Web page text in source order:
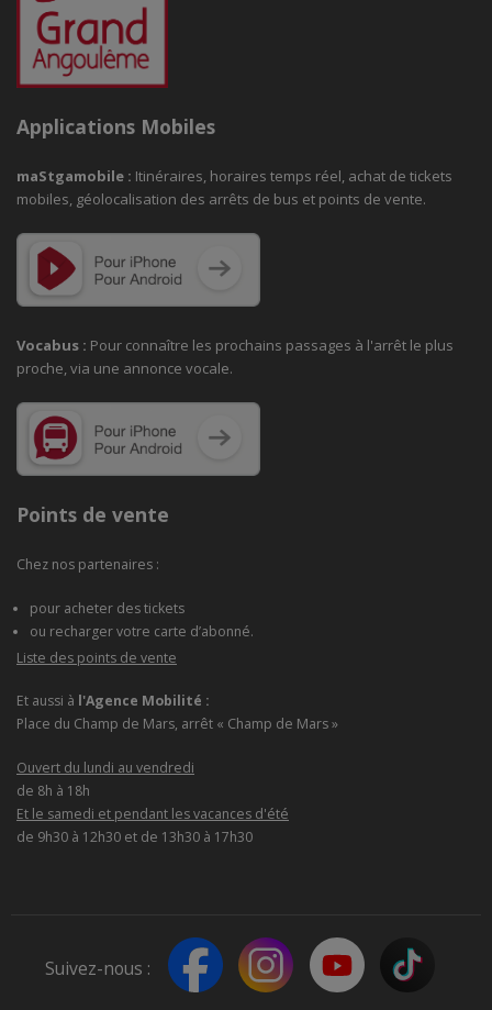
Applications Mobiles
maStgamobile : Itinéraires, horaires temps réel, achat de tickets
mobiles, géolocalisation des arrêts de bus et points de vente.
Vocabus : Pour connaître les prochains passages à l'arrêt le plus
proche, via une annonce vocale.
Points de vente
Chez nos partenaires :
pour acheter des tickets
ou recharger votre carte d’abonné.
Liste des points de vente
Et aussi à l'Agence Mobilité :
Place du Champ de Mars, arrêt « Champ de Mars »
Ouvert du lundi au vendredi
de 8h à 18h
Et le samedi et pendant les vacances d'été
de 9h30 à 12h30 et de 13h30 à 17h30
Suivez-nous :